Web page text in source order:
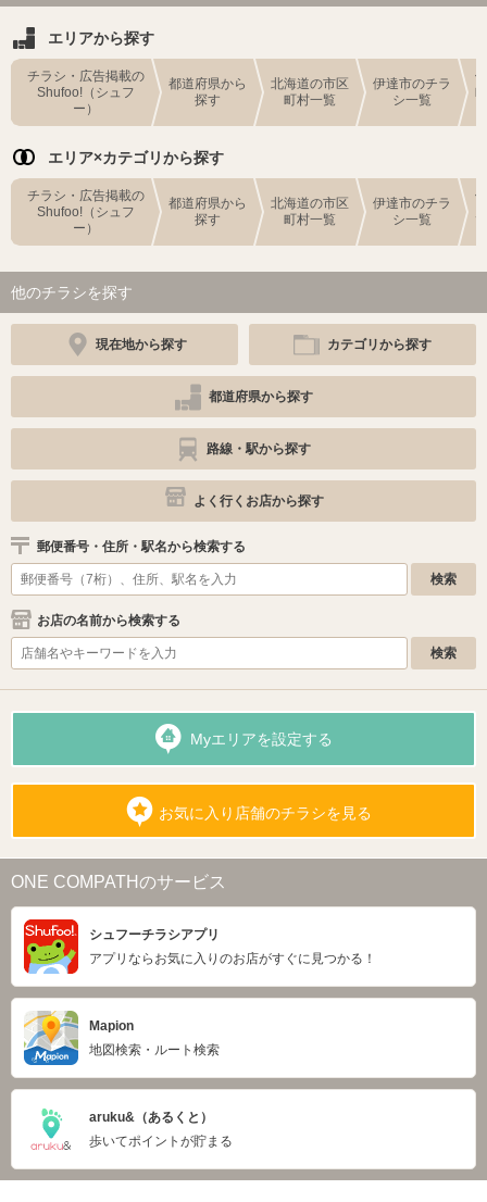
エリアから探す
チラシ・広告掲載の
Shufoo!（シュフ
ー）
都道府県から
探す
北海道の市区
町村一覧
伊達市のチラ
シ一覧
エリア×カテゴリから探す
チラシ・広告掲載の
Shufoo!（シュフ
ー）
都道府県から
探す
北海道の市区
町村一覧
伊達市のチラ
シ一覧
他のチラシを探す
現在地から探す カテゴリから探す
都道府県から探す
路線・駅から探す
よく行くお店から探す
郵便番号・住所・駅名から検索する
お店の名前から検索する
Myエリアを設定する
お気に入り店舗のチラシを見る
ONE COMPATHのサービス
シュフーチラシアプリ
アプリならお気に入りのお店がすぐに見つかる！
Mapion
地図検索・ルート検索
aruku&（あるくと）
歩いてポイントが貯まる